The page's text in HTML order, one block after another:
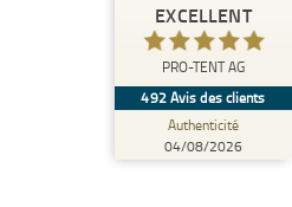
EXCELLENT
PRO-TENT AG
492Avis des clients
Authenticité
04/08/2026
100
%
Recommandé sur
ProvenExpert.com
354
Avis sur